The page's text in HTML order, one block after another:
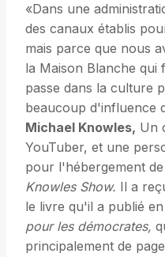
«Dans une
des canaux établis
mais parce que nous
la Maison Blanche qui
passe dans la culture
beaucoup d'influence
Michael Knowles, Un
YouTuber, et une
pour l'hébergement
Knowles Show. Il a
le livre qu'il a publié en
pour les démocrates,
principalement de